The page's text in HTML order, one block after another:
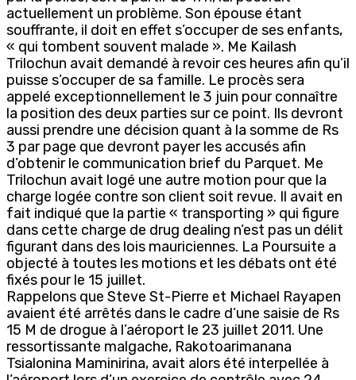
actuellement un problème. Son épouse étant
souffrante, il doit en effet s’occuper de ses enfants,
« qui tombent souvent malade ». Me Kailash
Trilochun avait demandé à revoir ces heures afin qu’il
puisse s’occuper de sa famille. Le procès sera
appelé exceptionnellement le 3 juin pour connaître
la position des deux parties sur ce point. Ils devront
aussi prendre une décision quant à la somme de Rs
3 par page que devront payer les accusés afin
d’obtenir le communication brief du Parquet. Me
Trilochun avait logé une autre motion pour que la
charge logée contre son client soit revue. Il avait en
fait indiqué que la partie « transporting » qui figure
dans cette charge de drug dealing n’est pas un délit
figurant dans des lois mauriciennes. La Poursuite a
objecté à toutes les motions et les débats ont été
fixés pour le 15 juillet.
Rappelons que Steve St-Pierre et Michael Rayapen
avaient été arrêtés dans le cadre d’une saisie de Rs
15 M de drogue à l’aéroport le 23 juillet 2011. Une
ressortissante malgache, Rakotoarimanana
Tsialonina Maminirina, avait alors été interpellée à